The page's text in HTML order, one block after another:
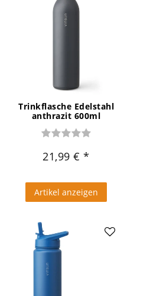
Trinkflasche Edelstahl
anthrazit 600ml
21,99 €
Artikel anzeigen